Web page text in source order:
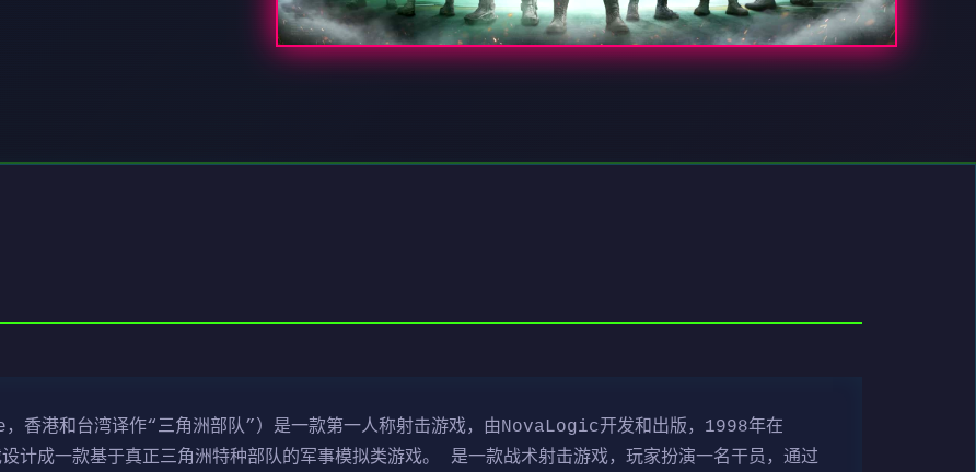
香港和台湾译作“三角洲部队”）是一款第一人称射击游戏，由NovaLogic开发和出版，1998年在
成一款基于真正三角洲特种部队的军事模拟类游戏。 是一款战术射击游戏，玩家扮演一名干员，通过